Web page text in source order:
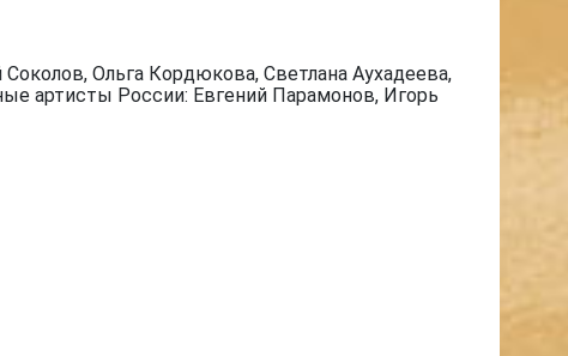
Ольга Кордюкова, Светлана Аухадеева,
артисты России: Евгений Парамонов, Игорь